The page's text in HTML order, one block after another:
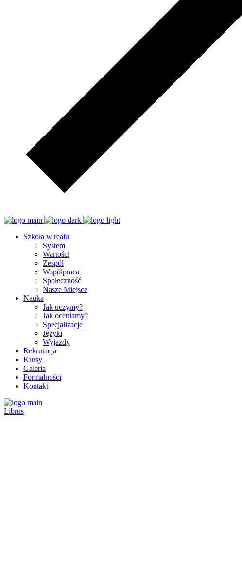
Szkoła w realu
System
Wartości
Zespół
Współpraca
Społeczność
Nasze Miejsce
Nauka
Jak uczymy?
Jak oceniamy?
Specjalizacje
Języki
Wyjazdy
Rekrutacja
Kursy
Galeria
Formalności
Kontakt
Librus